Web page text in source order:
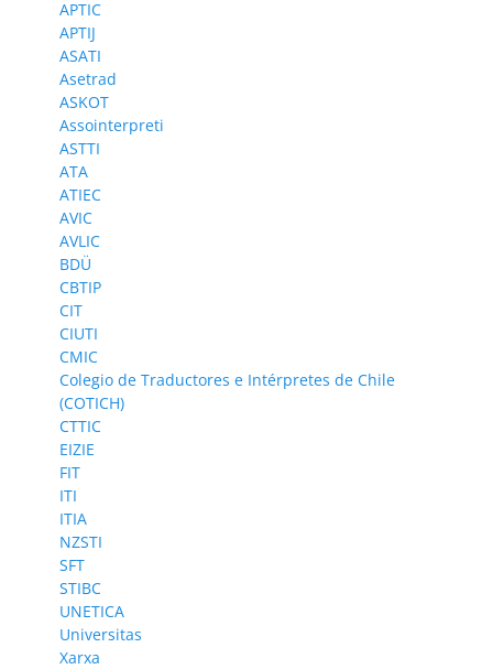
APTIC
APTIJ
ASATI
Asetrad
ASKOT
Assointerpreti
ASTTI
ATA
ATIEC
AVIC
AVLIC
BDÜ
CBTIP
CIT
CIUTI
CMIC
Colegio de Traductores e Intérpretes de Chile
(COTICH)
CTTIC
EIZIE
FIT
ITI
ITIA
NZSTI
SFT
STIBC
UNETICA
Universitas
Xarxa